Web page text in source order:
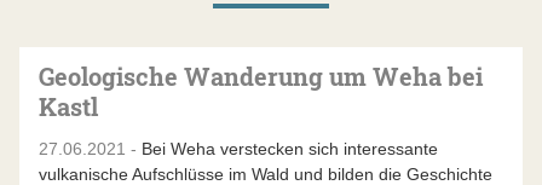
Geologische Wanderung um Weha bei
Kastl
27.06.2021 - Bei Weha verstecken sich interessante
vulkanische Aufschlüsse im Wald und bilden die Geschichte